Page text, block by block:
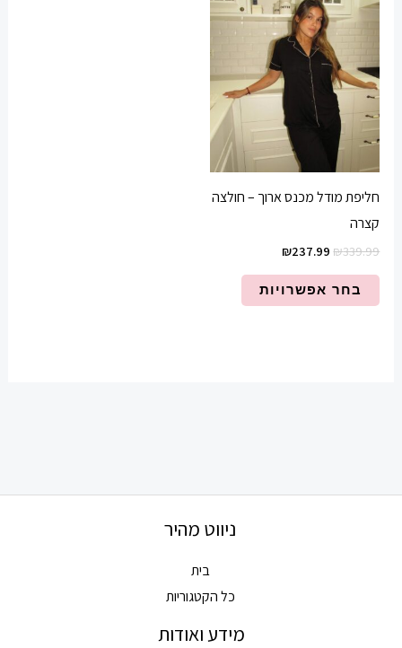
חליפת מודל מכנס ארוך – חולצה
קצרה
₪339.99
₪237.99
בחר אפשרויות
יש
מספר
ניתן
לבחור
את
האפשרויות
בעמוד
ניווט מהיר
בית
כל הקטגוריות
מידע ואודות